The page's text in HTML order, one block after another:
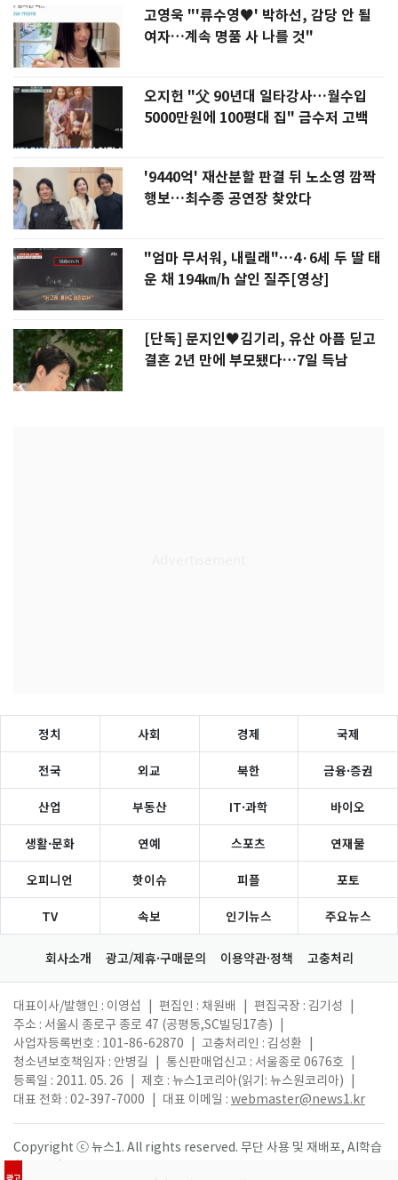
고영욱 "'류수영♥' 박하선, 감당 안 될
여자…계속 명품 사 나를 것"
오지헌 "父 90년대 일타강사…월수입
5000만원에 100평대 집" 금수저 고백
'9440억' 재산분할 판결 뒤 노소영 깜짝
행보…최수종 공연장 찾았다
"엄마 무서워, 내릴래"…4·6세 두 딸 태
운 채 194㎞/h 살인 질주[영상]
[단독] 문지인♥김기리, 유산 아픔 딛고
결혼 2년 만에 부모됐다…7일 득남
정치 사회 경제 국제
전국 외교 북한 금융·증권
산업 부동산 IT·과학 바이오
생활·문화 연예 스포츠 연재물
오피니언 핫이슈 피플 포토
TV 속보 인기뉴스 주요뉴스
회사소개 광고/제휴·구매문의 이용약관·정책 고충처리
대표이사/발행인 : 이영섭 편집인 : 채원배 편집국장 : 김기성
주소 : 서울시 종로구 종로 47 (공평동,SC빌딩17층)
사업자등록번호 : 101-86-62870
고충처리인 : 김성환
청소년보호책임자 : 안병길
통신판매업신고 : 서울종로 0676호
등록일 : 2011. 05. 26
제호 : 뉴스1코리아(읽기: 뉴스원코리아)
대표 전화 : 02-397-7000
대표 이메일 : webmaster@news1.kr
Copyright ⓒ 뉴스1. All rights reserved. 무단 사용 및 재배포, AI학습
활용 금지.